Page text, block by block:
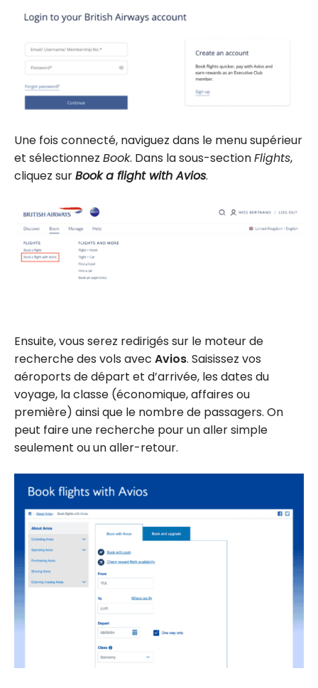
Une fois connecté, naviguez dans le menu supérieur
et sélectionnez Book. Dans la sous-sectionFlights,
cliquez surBook a flight with Avios.
Ensuite, vous serez redirigés sur le moteur de
recherche des vols avec Avios. Saisissez vos
aéroports de départ et d’arrivée, les dates du
voyage, la classe (économique, affaires ou
première) ainsi que le nombre de passagers. On
peut faire une recherche pour un aller simple
seulement ou un aller-retour.